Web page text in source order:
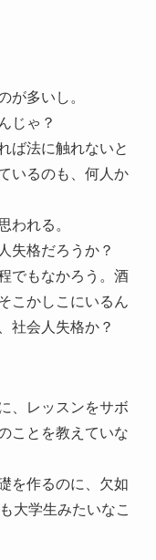
が多いし。
じゃ？
ば法に触れないと
いるのも、何人か
われる。
失格だろうか？
でもなかろう。酒
こかしこにいるん
社会人失格か？
、レッスンをサボ
ことを教えていな
を作るのに、欠如
大学生みたいなこ